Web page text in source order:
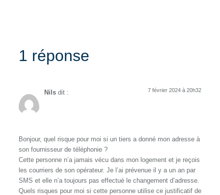
1 réponse
Nils dit : 7 février 2024 à 20h32
Bonjour, quel risque pour moi si un tiers a donné mon adresse à
son fournisseur de téléphonie ?
Cette personne n’a jamais vécu dans mon logement et je reçois
les courriers de son opérateur. Je l’ai prévenue il y a un an par
SMS et elle n’a toujours pas effectué le changement d’adresse.
Quels risques pour moi si cette personne utilise ce justificatif de